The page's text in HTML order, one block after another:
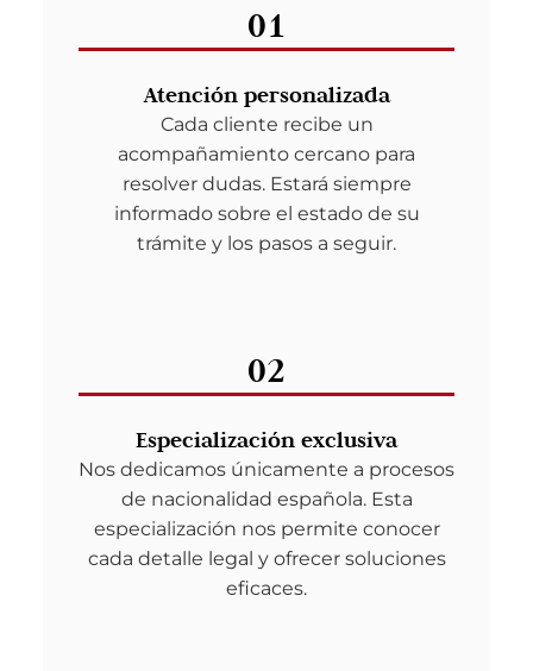
01
Atención personalizada
Cada cliente recibe un
acompañamiento cercano para
resolver dudas. Estará siempre
informado sobre el estado de su
trámite y los pasos a seguir.
02
Especialización exclusiva
Nos dedicamos únicamente a procesos
de nacionalidad española. Esta
especialización nos permite conocer
cada detalle legal y ofrecer soluciones
eficaces.